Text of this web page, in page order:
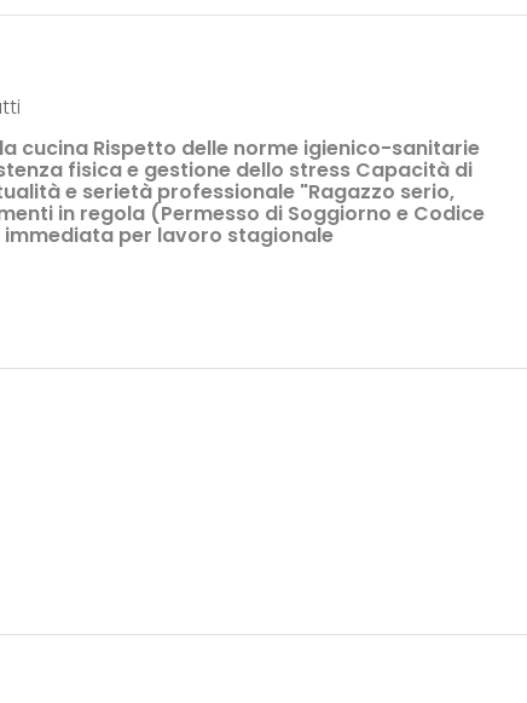
cucina Rispetto delle norme igienico-sanitarie
fisica e gestione dello stress Capacità di
e serietà professionale "Ragazzo serio,
in regola (Permesso di Soggiorno e Codice
immediata per lavoro stagionale